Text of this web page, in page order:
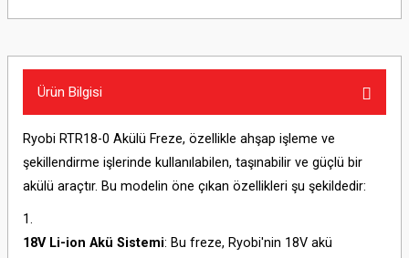
Ürün Bilgisi
Ryobi RTR18-0 Akülü Freze, özellikle ahşap işleme ve
şekillendirme işlerinde kullanılabilen, taşınabilir ve güçlü bir
akülü araçtır. Bu modelin öne çıkan özellikleri şu şekildedir:
18V Li-ion Akü Sistemi: Bu freze, Ryobi'nin 18V akü